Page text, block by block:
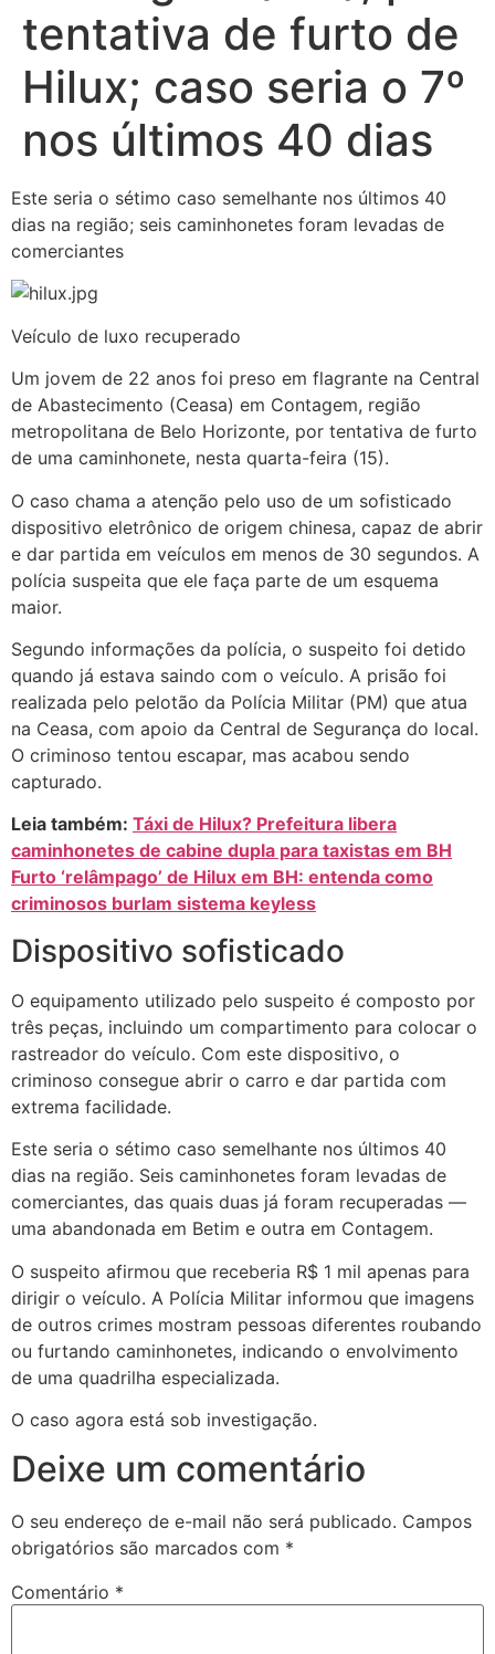
tentativa de furto de
Hilux; caso seria o 7º
nos últimos 40 dias
Este seria o sétimo caso semelhante nos últimos 40
dias na região; seis caminhonetes foram levadas de
comerciantes
Veículo de luxo recuperado
Um jovem de 22 anos foi preso em flagrante na Central
de Abastecimento (Ceasa) em Contagem, região
metropolitana de Belo Horizonte, por tentativa de furto
de uma caminhonete, nesta quarta-feira (15).
O caso chama a atenção pelo uso de um sofisticado
dispositivo eletrônico de origem chinesa, capaz de abrir
e dar partida em veículos em menos de 30 segundos. A
polícia suspeita que ele faça parte de um esquema
maior.
Segundo informações da polícia, o suspeito foi detido
quando já estava saindo com o veículo. A prisão foi
realizada pelo pelotão da Polícia Militar (PM) que atua
na Ceasa, com apoio da Central de Segurança do local.
O criminoso tentou escapar, mas acabou sendo
capturado.
Leia também: Táxi de Hilux? Prefeitura libera
caminhonetes de cabine dupla para taxistas em BH
Furto ‘relâmpago’ de Hilux em BH: entenda como
criminosos burlam sistema keyless
Dispositivo sofisticado
O equipamento utilizado pelo suspeito é composto por
três peças, incluindo um compartimento para colocar o
rastreador do veículo. Com este dispositivo, o
criminoso consegue abrir o carro e dar partida com
extrema facilidade.
Este seria o sétimo caso semelhante nos últimos 40
dias na região. Seis caminhonetes foram levadas de
comerciantes, das quais duas já foram recuperadas —
uma abandonada em Betim e outra em Contagem.
O suspeito afirmou que receberia R$ 1 mil apenas para
dirigir o veículo. A Polícia Militar informou que imagens
de outros crimes mostram pessoas diferentes roubando
ou furtando caminhonetes, indicando o envolvimento
de uma quadrilha especializada.
O caso agora está sob investigação.
Deixe um comentário
O seu endereço de e-mail não será publicado. Campos
obrigatórios são marcados com *
Comentário *